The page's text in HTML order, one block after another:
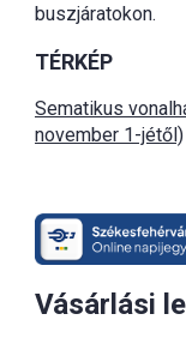
buszjáratokon.
TÉRKÉP
Sematikus
november 1-jétől)
Vásárlási